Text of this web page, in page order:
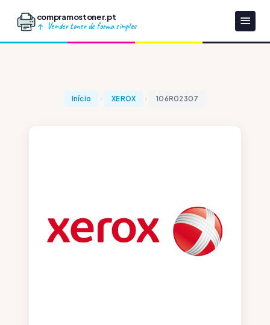
compramostoner.pt
Vender toner de forma simples
Início XEROX 106R02307